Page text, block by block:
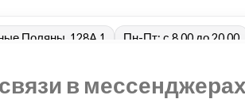
в мессенджерах
Поляны, 128А 1 Пн-Пт: с 8.00 до 20.00